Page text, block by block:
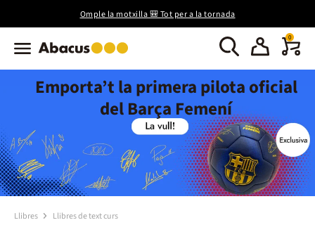
Omple la motxilla 🎒 Tot per a la tornada
0
Emporta’t la primera pilota oficial
del Barça Femení
Llibres Llibres de text curs